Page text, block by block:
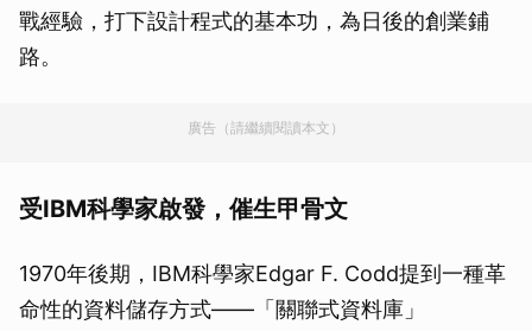
戰經驗，打下設計程式的基本功，為日後的創業鋪
路。
廣告（請繼續閱讀本文）
受IBM科學家啟發，催生甲骨文
1970年後期，IBM科學家Edgar F. Codd提到一種革
命性的資料儲存方式——「關聯式資料庫」